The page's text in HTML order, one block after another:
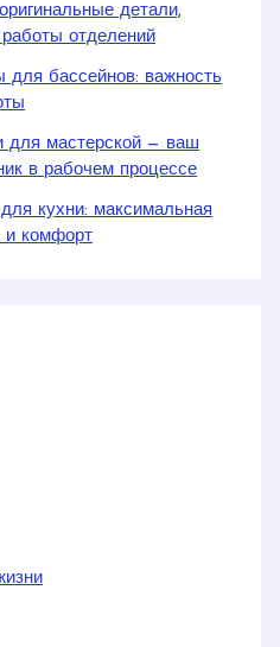
детали,
отделений
для бассейнов: важность
для мастерской — ваш
в рабочем процессе
кухни: максимальная
и комфорт